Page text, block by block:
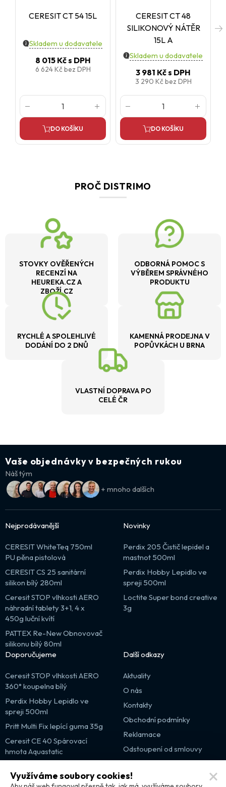
CERESIT CT 54 15L
Skladem u dodavatele
8 015 Kčs DPH
6 624 Kčbez DPH
DO KOŠÍKU
CERESIT CT 48
SILIKONOVÝ NÁTĚR
15L A
Skladem u dodavatele
3 981 Kčs DPH
3 290 Kčbez DPH
DO KOŠÍKU
PROČ DISTRIMO
STOVKY OVĚŘENÝCH
RECENZÍ NA
HEUREKA.CZ A
ZBOŽÍ.CZ
ODBORNÁ POMOC S
VÝBĚREM SPRÁVNÉHO
PRODUKTU
RYCHLÉ A SPOLEHLIVÉ
DODÁNÍ DO 2 DNŮ
KAMENNÁ PRODEJNA V
POPŮVKÁCH U BRNA
VLASTNÍ DOPRAVA PO
CELÉ ČR
Vaše objednávky v bezpečných rukou
Náš tým
+ mnoho dalších
Nejprodávanější
CERESIT WhiteTeq 750ml
PU pěna pistolová
CERESIT CS 25 sanitární
silikon bílý 280ml
Ceresit STOP vlhkosti AERO
náhradní tablety 3+1, 4 x
450g luční kvítí
PATTEX Re-New Obnovovač
silikonu bílý 80ml
Novinky
Perdix 205 Čistič lepidel a
mastnot 500ml
Perdix Hobby Lepidlo ve
spreji 500ml
Loctite Super bond creative
3g
Doporučujeme
Ceresit STOP vlhkosti AERO
360° koupelna bílý
Perdix Hobby Lepidlo ve
spreji 500ml
Pritt Multi Fix lepící guma 35g
Ceresit CE 40 Spárovací
hmota Aquastatic
Další odkazy
Aktuality
O nás
Kontakty
Obchodní podmínky
Reklamace
Odstoupení od smlouvy
Výprodej
Partnerské weby
Využíváme soubory cookies!